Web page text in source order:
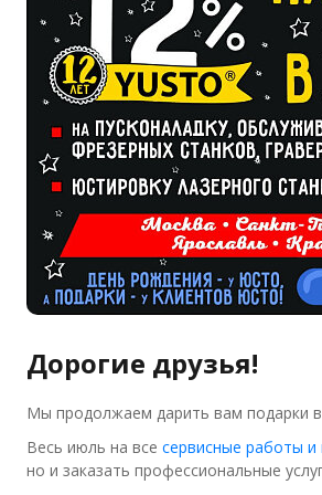
Дорогие друзья!
Мы продолжаем дарить вам подарки
Весь июль на все сервисные работы и
но и заказать профессиональные